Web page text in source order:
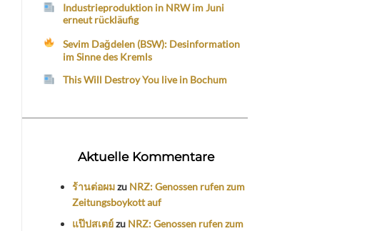
Industrieproduktion in NRW im Juni
erneut rückläufig
Sevim Dağdelen (BSW): Desinformation
im Sinne des Kremls
This Will Destroy You live in Bochum
Aktuelle Kommentare
ร้านต่อผมzu NRZ: Genossen rufen zum
Zeitungsboykott auf
แป๊ปสเตย์zu NRZ: Genossen rufen zum